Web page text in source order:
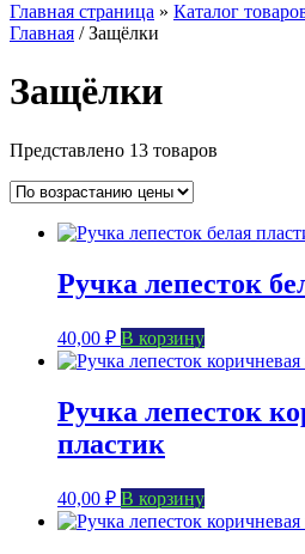
Главная страница » Каталог
Главная / Защёлки
Защёлки
Представлено 13 товаров
Ручка лепесток
40,00 ₽ В корзину
Ручка лепесток
пластик
40,00 ₽ В корзину